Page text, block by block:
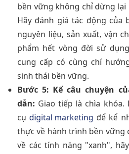
bền vững không chỉ dừng lại
Hãy đánh giá tác động của
nguyên liệu, sản xuất, vận
phẩm hết vòng đời sử
cung cấp có cùng chí
sinh thái bền vững.
Bước 5: Kể câu chuyện
dẫn: Giao tiếp là chìa khóa.
cụdigital marketing để kể
thực về hành trình bền vững
về các tính năng "xanh",